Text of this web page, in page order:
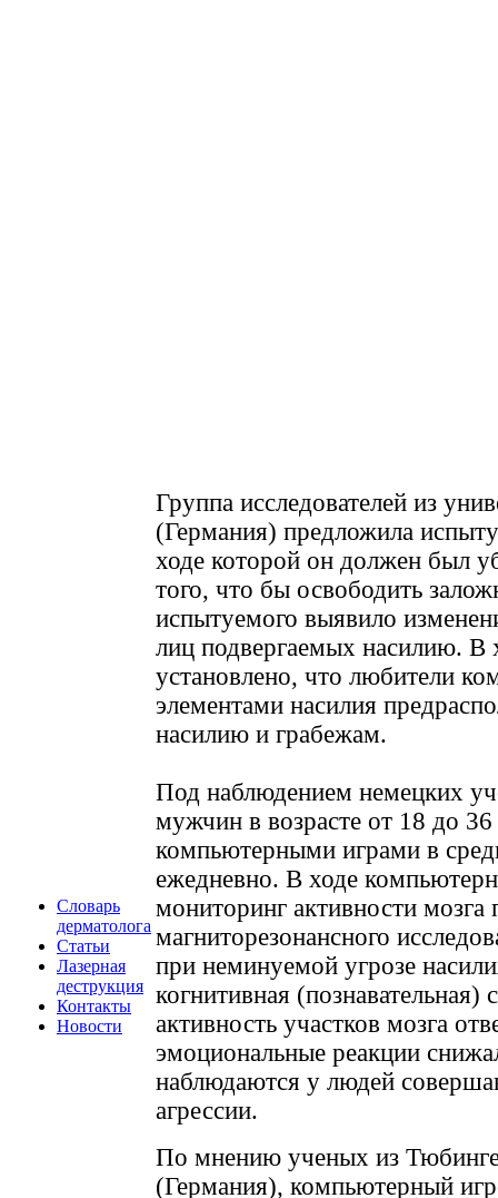
Словарь
дерматолога
Статьи
Лазерная
деструкция
Контакты
Новости
Группа исследователей из
(Германия) предложила
ходе которой он должен был
того, что бы освободить
испытуемого выявило
лиц подвергаемых насилию. В
установлено, что любители
элементами насилия
насилию и грабежам.
Под наблюдением немецких
мужчин в возрасте от 18 до
компьютерными играми в
ежедневно. В ходе
мониторинг активности
магниторезонансного
при неминуемой угрозе
когнитивная (познавательная)
активность участков мозга
эмоциональные реакции
наблюдаются у людей
агрессии.
По мнению ученых из
(Германия), компьютерный